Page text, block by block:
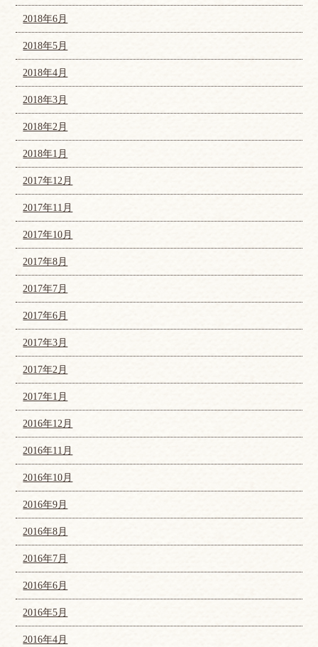
2018年6月
2018年5月
2018年4月
2018年3月
2018年2月
2018年1月
2017年12月
2017年11月
2017年10月
2017年8月
2017年7月
2017年6月
2017年3月
2017年2月
2017年1月
2016年12月
2016年11月
2016年10月
2016年9月
2016年8月
2016年7月
2016年6月
2016年5月
2016年4月